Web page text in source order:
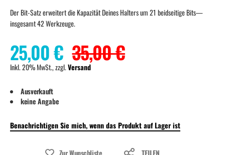
Der Bit-Satz erweitert die Kapazität Deines Halters um 21 beidseitige Bits—
insgesamt 42 Werkzeuge.
25,00 € 35,00 €
Inkl. 20% MwSt., zzgl.Versand
Ausverkauft
keine Angabe
Benachrichtigen Sie mich, wenn das Produkt auf Lager ist
Zur Wunschliste TEILEN